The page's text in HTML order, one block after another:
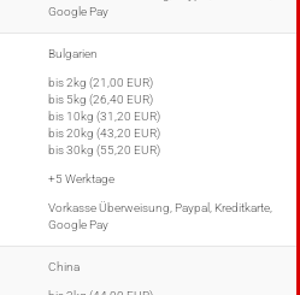
Google Pay
Bulgarien
bis 2kg (21,00 EUR)
bis 5kg (26,40 EUR)
bis 10kg (31,20 EUR)
bis 20kg (43,20 EUR)
bis 30kg (55,20 EUR)
+5 Werktage
Vorkasse Überweisung, Paypal, Kreditkarte,
Google Pay
China